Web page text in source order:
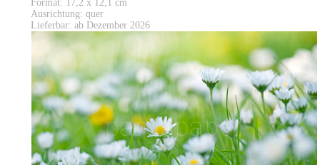
Format: 17,2 x 12,1 cm
Ausrichtung: quer
Lieferbar: ab Dezember 2026